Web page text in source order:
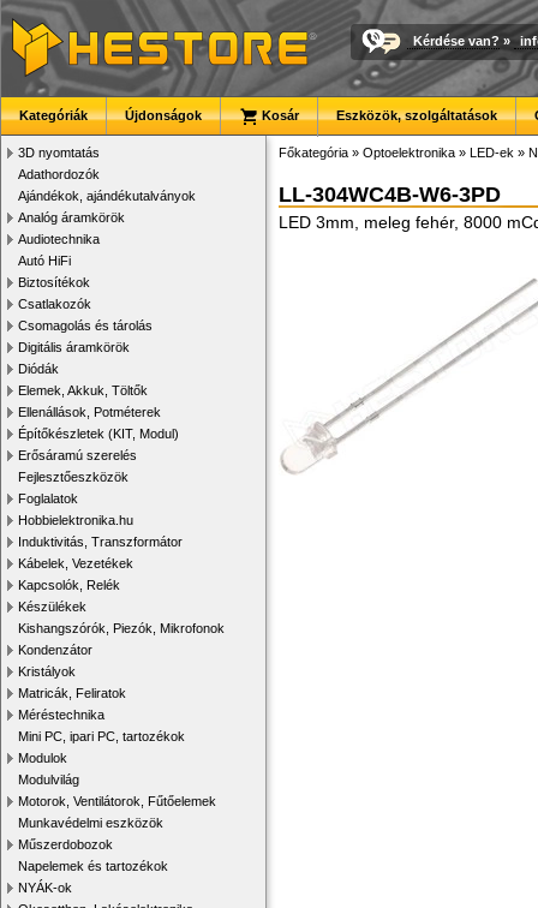
Kérdése van? »
Kategóriák Újdonságok Kosár Eszközök, szolgáltatások
3D nyomtatás
Adathordozók
Ajándékok, ajándékutalványok
Analóg áramkörök
Audiotechnika
Autó HiFi
Biztosítékok
Csatlakozók
Csomagolás és tárolás
Digitális áramkörök
Diódák
Elemek, Akkuk, Töltők
Ellenállások, Potméterek
Építőkészletek (KIT, Modul)
Erősáramú szerelés
Fejlesztőeszközök
Foglalatok
Hobbielektronika.hu
Induktivitás, Transzformátor
Kábelek, Vezetékek
Kapcsolók, Relék
Készülékek
Kishangszórók, Piezók, Mikrofonok
Kondenzátor
Kristályok
Matricák, Feliratok
Méréstechnika
Mini PC, ipari PC, tartozékok
Modulok
Modulvilág
Motorok, Ventilátorok, Fűtőelemek
Munkavédelmi eszközök
Műszerdobozok
Napelemek és tartozékok
NYÁK-ok
Főkategória » Optoelektronika » LED-ek »
LL-304WC4B-W6-3PD
LED 3mm, meleg fehér, 8000